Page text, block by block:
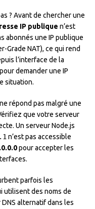
? Avant de chercher une
IP publique n’est
abonnés une IP publique
Grade NAT), ce qui rend
l’interface de la
demander une IP
situation.
répond pas malgré une
que votre serveur
Un serveur Node.js
n’est pas accessible
pour accepter les
parfois les
utilisent des noms de
alternatif dans les